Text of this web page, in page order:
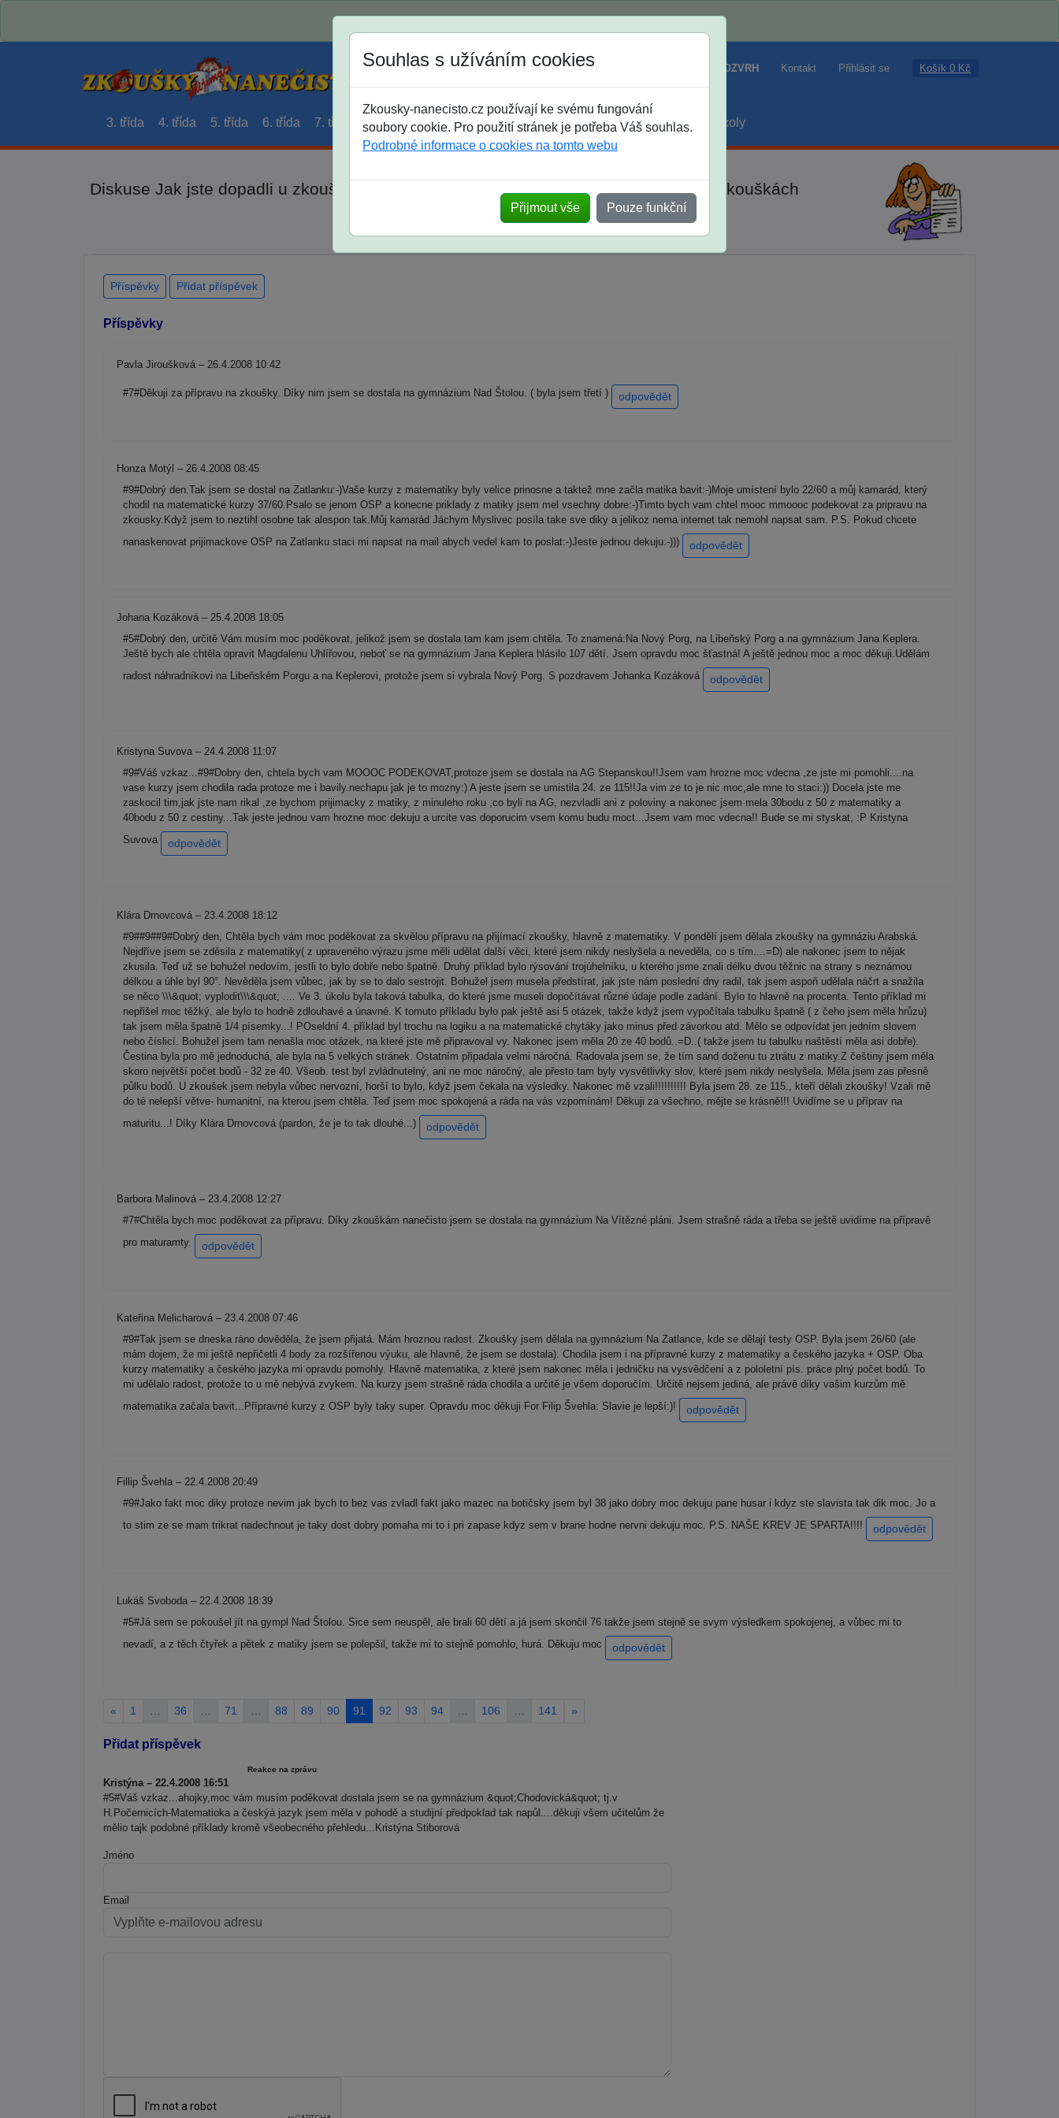
Jak si vybrat ROZVRH Kontakt Přihlásit se Košík 0 Kč
3. třída 4. třída 5. třída 6. třída 7. třída 8. třída 9. třída střední maturanti soutěže prázdniny školy
Diskuse Jak jste dopadli u zkoušek na SŠ? Vaše ohlasy po skutečných přijímacích zkouškách
Souhlas s užíváním cookies
Zkousky-nanecisto.cz používají ke svému fungování
soubory cookie. Pro použití stránek je potřeba Váš souhlas.
Podrobné informace o cookies na tomto webu
Přijmout vše Pouze funkční
Příspěvky Přidat příspěvek
Příspěvky
Pavla Jiroušková – 26.4.2008 10:42
#7#Děkuji za přípravu na zkoušky. Díky nim jsem se dostala na gymnázium Nad Štolou. ( byla jsem třetí ) odpovědět
Honza Motýl – 26.4.2008 08:45
#9#Dobrý den.Tak jsem se dostal na Zatlanku:-)Vaše kurzy z matematiky byly velice prinosne a taktež mne začla matika bavit:-)Moje umístení bylo 22/60 a můj kamarád, který
chodil na matematické kurzy 37/60.Psalo se jenom OSP a konecne priklady z matiky jsem mel vsechny dobre:-)Timto bych vam chtel mooc mmoooc podekovat za pripravu na
zkousky.Když jsem to neztihl osobne tak alespon tak.Můj kamarád Jáchym Myslivec posíla take sve diky a jelikoz nema internet tak nemohl napsat sam. P.S. Pokud chcete
nanaskenovat prijimackove OSP na Zatlanku staci mi napsat na mail abych vedel kam to poslat:-)Jeste jednou dekuju:-)))
odpovědět
Johana Kozáková – 25.4.2008 18:05
#5#Dobrý den, určitě Vám musím moc poděkovat, jelikož jsem se dostala tam kam jsem chtěla. To znamená:Na Nový Porg, na Libeňský Porg a na gymnázium Jana Keplera.
Ještě bych ale chtěla opravit Magdalenu Uhlířovou, neboť se na gymnázium Jana Keplera hlásilo 107 dětí. Jsem opravdu moc šťastná! A ještě jednou moc a moc děkuji.Udělám
radost náhradníkovi na Libeňském Porgu a na Keplerovi, protože jsem si vybrala Nový Porg. S pozdravem Johanka Kozáková
odpovědět
Kristyna Suvova – 24.4.2008 11:07
#9#Váš vzkaz...#9#Dobry den, chtela bych vam MOOOC PODEKOVAT,protoze jsem se dostala na AG Stepanskou!!Jsem vam hrozne moc vdecna ,ze jste mi pomohli....na
vase kurzy jsem chodila rada protoze me i bavily.nechapu jak je to mozny:) A jeste jsem se umistila 24. ze 115!!Ja vim ze to je nic moc,ale mne to staci:)) Docela jste me
zaskocil tim,jak jste nam rikal ,ze bychom prijimacky z matiky, z minuleho roku ,co byli na AG, nezvladli ani z poloviny a nakonec jsem mela 30bodu z 50 z matematiky a
40bodu z 50 z cestiny...Tak jeste jednou vam hrozne moc dekuju a urcite vas doporucim vsem komu budu moct...Jsem vam moc vdecna!! Bude se mi styskat, :P Kristyna
Suvova
odpovědět
Klára Drnovcová – 23.4.2008 18:12
#9##9##9#Dobrý den, Chtěla bych vám moc poděkovat za skvělou přípravu na přijímací zkoušky, hlavně z matematiky. V pondělí jsem dělala zkoušky na gymnáziu Arabská.
Nejdříve jsem se zděsila z matematiky( z upraveného výrazu jsme měli udělat další věci, které jsem nikdy neslyšela a neveděla, co s tím....=D) ale nakonec jsem to nějak
zkusila. Teď už se bohužel nedovím, jestli to bylo dobře nebo špatně. Druhý příklad bylo rýsování trojúhelníku, u kterého jsme znali délku dvou těžnic na strany s neznámou
délkou a úhle byl 90°. Nevěděla jsem vůbec, jak by se to dalo sestrojit. Bohužel jsem musela předstírat, jak jste nám poslední dny radil, tak jsem aspoň udělala náčrt a snažila
se něco \\\&quot; vyplodit\\\&quot; .... Ve 3. úkolu byla taková tabulka, do které jsme museli dopočítávat různé údaje podle zadání. Bylo to hlavně na procenta. Tento příklad mi
nepřišel moc těžký, ale bylo to hodně zdlouhavé a únavné. K tomuto příkladu bylo pak ještě asi 5 otázek, takže když jsem vypočítala tabulku špatně ( z čeho jsem měla hrůzu)
tak jsem měla špatně 1/4 písemky...! POseldní 4. příklad byl trochu na logiku a na matematické chytáky jako minus před závorkou atd. Mělo se odpovídat jen jedním slovem
nebo číslicí. Bohužel jsem tam nenašla moc otázek, na které jste mě připravoval vy. Nakonec jsem měla 20 ze 40 bodů..=D..( takže jsem tu tabulku naštěstí měla asi dobře).
Čestina byla pro mě jednoduchá, ale byla na 5 velkých stránek. Ostatním připadala velmi náročná. Radovala jsem se, že tím sand doženu tu ztrátu z matiky.Z češtiny jsem měla
skoro největší počet bodů - 32 ze 40. Všeob. test byl zvládnutelný, ani ne moc náročný, ale přesto tam byly vysvětlivky slov, které jsem nikdy neslyšela. Měla jsem zas přesně
půlku bodů. U zkoušek jsem nebyla vůbec nervozní, horší to bylo, když jsem čekala na výsledky. Nakonec mě vzali!!!!!!!!!! Byla jsem 28. ze 115., kteří dělali zkoušky! Vzali mě
do té nelepší větve- humanitní, na kterou jsem chtěla. Teď jsem moc spokojená a ráda na vás vzpomínám! Děkuji za všechno, mějte se krásně!!! Uvidíme se u příprav na
maturitu...! Díky Klára Drnovcová (pardon, že je to tak dlouhé...)
odpovědět
Barbora Malinová – 23.4.2008 12:27
#7#Chtěla bych moc poděkovat za přípravu. Díky zkouškám nanečisto jsem se dostala na gymnázium Na Vítězné pláni. Jsem strašně ráda a třeba se ještě uvidíme na přípravě
pro maturamty.
odpovědět
Kateřina Melicharová – 23.4.2008 07:46
#9#Tak jsem se dneska ráno dověděla, že jsem přijatá. Mám hroznou radost. Zkoušky jsem dělala na gymnázium Na Zatlance, kde se dělají testy OSP. Byla jsem 26/60 (ale
mám dojem, že mi ještě nepřičetli 4 body za rozšířenou výuku, ale hlavně, že jsem se dostala). Chodila jsem i na přípravné kurzy z matematiky a českého jazyka + OSP. Oba
kurzy matematiky a českého jazyka mi opravdu pomohly. Hlavně matematika, z které jsem nakonec měla i jedničku na vysvědčení a z pololetní pís. práce plný počet bodů. To
mi udělalo radost, protože to u mě nebývá zvykem. Na kurzy jsem strašně ráda chodila a určitě je všem doporučím. Určitě nejsem jediná, ale právě díky vašim kurzům mě
matematika začala bavit...Přípravné kurzy z OSP byly taky super. Opravdu moc děkuji For Filip Švehla: Slavie je lepší:)!
odpovědět
Fillip Švehla – 22.4.2008 20:49
#9#Jako fakt moc diky protoze nevim jak bych to bez vas zvladl fakt jako mazec na botičsky jsem byl 38 jako dobry moc dekuju pane husar i kdyz ste slavista tak dik moc. Jo a
to stim ze se mam trikrat nadechnout je taky dost dobry pomaha mi to i pri zapase kdyz sem v brane hodne nervni dekuju moc. P.S. NAŠE KREV JE SPARTA!!!!
odpovědět
Lukáš Svoboda – 22.4.2008 18:39
#5#Já sem se pokoušel jít na gympl Nad Štolou. Sice sem neuspěl, ale brali 60 dětí a já jsem skončil 76 takže jsem stejně se svym výsledkem spokojenej, a vůbec mi to
nevadí, a z těch čtyřek a pětek z matiky jsem se polepšil, takže mi to stejně pomohlo, hurá. Děkuju moc
odpovědět
« 1 36 71 88 89 90 91 92 93 94 106 141 »
Přidat příspěvek
Reakce na zprávu
Kristýna – 22.4.2008 16:51
#5#Váš vzkaz...ahojky,moc vám musím poděkovat dostala jsem se na gymnázium &quot;Chodovická&quot; tj.v
H.Počernicích-Matematioka a českýá jazyk jsem měla v pohodě a studijní předpoklad tak napůl....děkuji všem učitelům že
mělio tajk podobné příklady kromě všeobecného přehledu...Kristýna Stiborová
Jméno
Email